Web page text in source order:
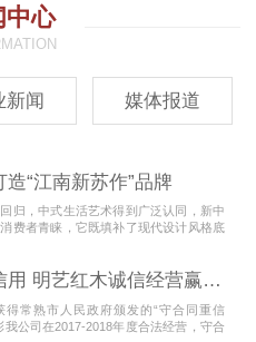
中心
新闻 媒体报道
“江南新苏作”品牌
归，中式生活艺术得到广泛认同，新中
费者青睐，它既填补了现代设计风格底
文化复兴的大潮，也与群众基础有密不
者的审美意识也在逐步发生变化，开始
现时代气息、又带有民族特色的新中式
守合同重信用 明艺红木诚信经营赢口碑
得常熟市人民政府颁发的“守合同重信
我公司在2017-2018年度合法经营，守合